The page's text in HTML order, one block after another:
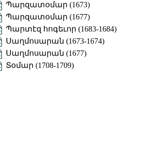
Պարզատօմար (1673)
Պարզատօմար (1677)
Պարտէզ հոգեւոր (1683-1684)
Սաղմոսարան (1673-1674)
Սաղմոսարան (1677)
Տօմար (1708-1709)